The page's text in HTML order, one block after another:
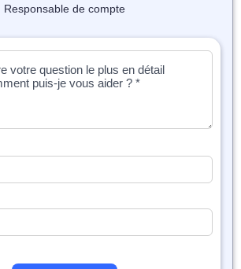
🎓
Responsable de compte